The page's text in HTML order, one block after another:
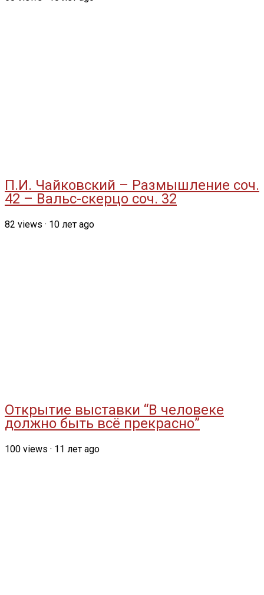
П.И. Чайковский – Размышление соч.
42 – Вальс-скерцо соч. 32
82 views · 10 лет ago
Открытие выставки “В человеке
должно быть всё прекрасно”
100 views · 11 лет ago